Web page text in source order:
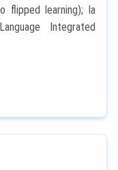
flipped learning); la
Integrated